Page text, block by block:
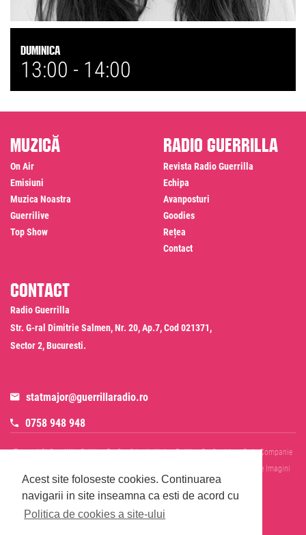
Acest site foloseste cookies. Continuarea
navigarii in site inseamna ca esti de acord cu
Politica de cookies a site-ului
Duminica
13:00 - 14:00
Muzică
On Air
Emisiuni
Muzica Noastra
Guerrilive
Top Show
Radio Guerrilla
Revista Radio Guerrilla
Echipa
Avanposturi
Goodies
Rețea
Contact
Contact
Radio Guerrilla
Str. G-ral Dimitrie Salmen, Nr. 20, Ap.7, Cod 021371,
Sector 2, Bucuresti.
statmajor@guerrillaradio.ro
0758 948 948
Termeni Si Conditii Politica De Confidentialitate Politica De Cookies
Date Companie
Informare Prelucrare Imagini
Evenimente
Cod Deontologic